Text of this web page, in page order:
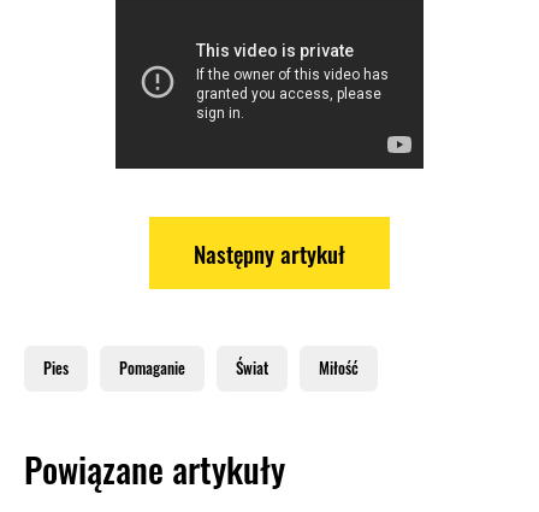
Następny artykuł
Pies Pomaganie Świat Miłość
Powiązane artykuły